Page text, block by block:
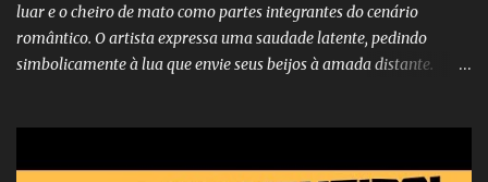
luar e o cheiro de mato como partes integrantes do cenário
romântico. O artista expressa uma saudade latente, pedindo
simbolicamente à lua que envie seus beijos à amada distante. A
que continuará esperando enquanto houver canções para entoar. A